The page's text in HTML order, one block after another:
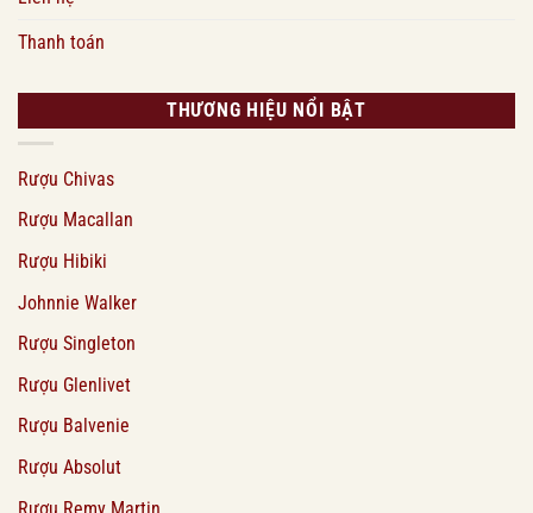
Thanh toán
THƯƠNG HIỆU NỔI BẬT
Rượu Chivas
Rượu Macallan
Rượu Hibiki
Johnnie Walker
Rượu Singleton
Rượu Glenlivet
Rượu Balvenie
Rượu Absolut
Rượu Remy Martin